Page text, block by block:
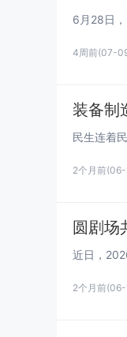
4周前(07-
装备制
2个月前(06-
圆剧场
近日，
2个月前(06-